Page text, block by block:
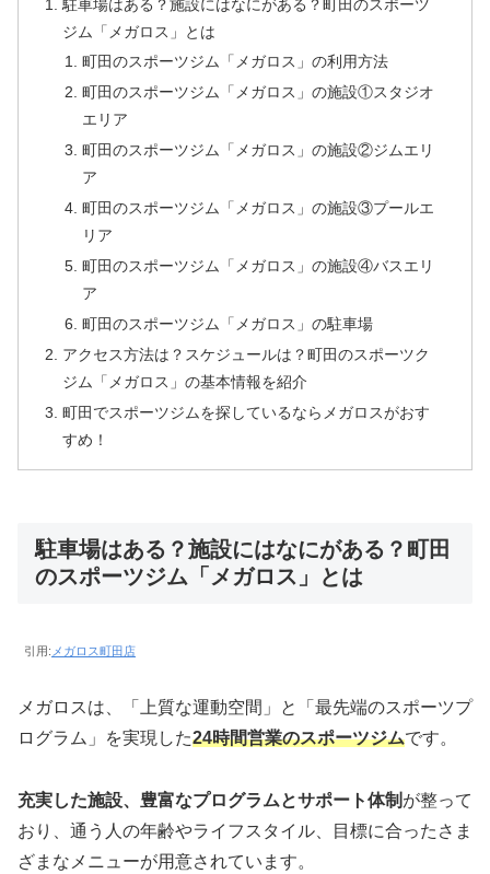
駐車場はある？施設にはなにがある？町田のスポーツ
ジム「メガロス」とは
町田のスポーツジム「メガロス」の利用方法
町田のスポーツジム「メガロス」の施設①スタジオ
エリア
町田のスポーツジム「メガロス」の施設②ジムエリ
ア
町田のスポーツジム「メガロス」の施設③プールエ
リア
町田のスポーツジム「メガロス」の施設④バスエリ
ア
町田のスポーツジム「メガロス」の駐車場
アクセス方法は？スケジュールは？町田のスポーツク
ジム「メガロス」の基本情報を紹介
町田でスポーツジムを探しているならメガロスがおす
すめ！
駐車場はある？施設にはなにがある？町田
のスポーツジム「メガロス」とは
引用: メガロス町田店
メガロスは、「上質な運動空間」と「最先端のスポーツプ
ログラム」を実現した24時間営業のスポーツジムです。
充実した施設、 豊富なプログラムとサポート体制 が整って
おり、通う人の年齢やライフスタイル、目標に合ったさま
ざまなメニューが用意されています。